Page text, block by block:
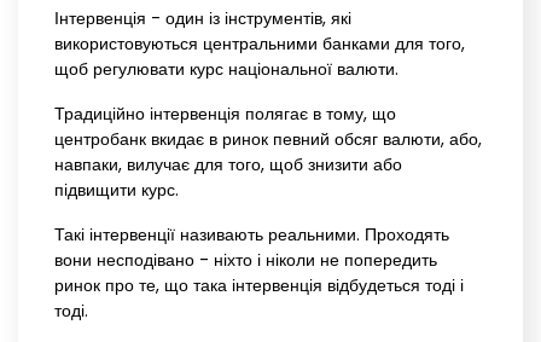
Інтервенція - один із інструментів, які
використовуються центральними банками для того,
щоб регулювати курс національної валюти.
Традиційно інтервенція полягає в тому, що
центробанк вкидає в ринок певний обсяг валюти, або,
навпаки, вилучає для того, щоб знизити або
підвищити курс.
Такі інтервенції називають реальними. Проходять
вони несподівано - ніхто і ніколи не попередить
ринок про те, що така інтервенція відбудеться тоді і
тоді.